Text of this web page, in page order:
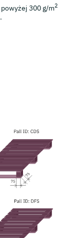
300 g/m2